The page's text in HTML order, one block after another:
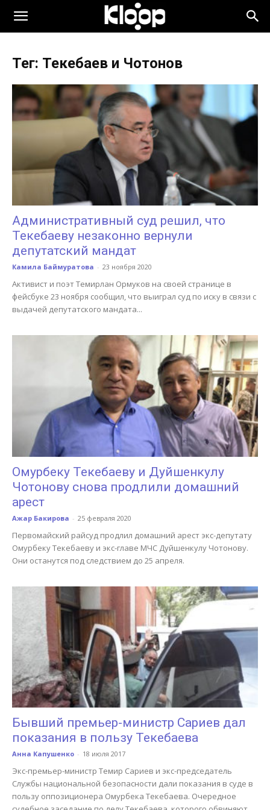
KLOOP.KG
Новости
Кыргызстана
Тег: Текебаев и Чотонов
Административный суд решил, что
Текебаеву незаконно вернули
депутатский мандат
Камила Баймуратова - 23 ноября 2020
Активист и поэт Темирлан Ормуков на своей странице в
фейсбуке 23 ноября сообщил, что выиграл суд по иску в связи с
выдачей депутатского мандата...
Омурбеку Текебаеву и Дуйшенкулу
Чотонову снова продлили домашний
арест
Ажар Бакирова - 25 февраля 2020
Первомайский райсуд продлил домашний арест экс-депутату
Омурбеку Текебаеву и экс-главе МЧС Дуйшенкулу Чотонову.
Они останутся под следствием до 25 апреля.
Бывший премьер-министр Сариев дал
показания в пользу Текебаева
Анна Капушенко - 18 июля 2017
Экс-премьер-министр Темир Сариев и экс-председатель
Службы национальной безопасности дали показания в суде в
пользу оппозиционера Омурбека Текебаева. Очередное